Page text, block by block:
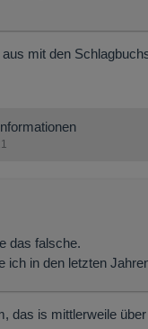
mit den
das falsche.
ich in den letzten
das is mittlerweile